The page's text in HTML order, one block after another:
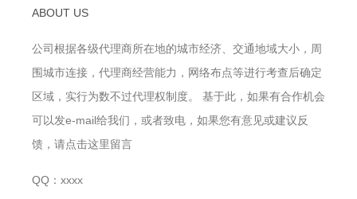
ABOUT US
公司根据各级代理商所在地的城市经济、交通地域大小，周
围城市连接，代理商经营能力，网络布点等进行考查后确定
区域，实行为数不过代理权制度。 基于此，如果有合作机会
可以发e-mail给我们，或者致电，如果您有意见或建议反
馈，请点击这里留言
QQ：xxxx